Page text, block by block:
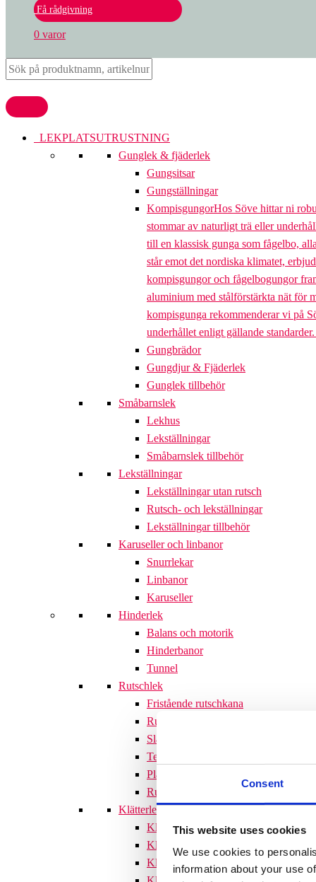
Consent
This website uses cookies
We use cookies to
information about your use
Få rådgivning
0 varor
LEKPLATSUTRUSTNING
Gunglek & fjäderlek
Gungsitsar
Gungställningar
KompisgungorHos Söve hittar ni
stommar av naturligt trä eller
till en klassisk gunga som fågelbo,
står emot det nordiska klimatet,
kompisgungor och fågelbogungor
aluminium med stålförstärkta nät för
kompisgunga rekommenderar vi på
underhållet enligt gällande
Gungbrädor
Gungdjur & Fjäderlek
Gunglek tillbehör
Småbarnslek
Lekhus
Lekställningar
Småbarnslek tillbehör
Lekställningar
Lekställningar utan rutsch
Rutsch- och lekställningar
Lekställningar tillbehör
Karuseller och linbanor
Snurrlekar
Linbanor
Karuseller
Hinderlek
Balans och motorik
Hinderbanor
Tunnel
Rutschlek
Fristående rutschkana
Rutschkanor till lekställningar
Släntrutschkana
Terrängtrappor
Plattformar
Rutschlek tillbehör
Klätterlek
Klätterställningar
Klätterställning med rutschkana
Klätternät